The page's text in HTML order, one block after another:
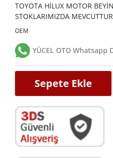
TOYOTA HİLUX MOTOR
STOKLARIMIZDA
OEM
YÜCEL OTO Whatsapp
Sepete Ekle